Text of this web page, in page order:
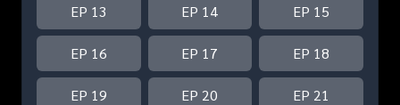
EP 13 EP 14 EP 15
EP 16 EP 17 EP 18
EP 19 EP 20 EP 21